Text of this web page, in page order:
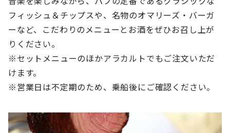
フィッシュ＆チップスや、名物のオマリーズ・バーガ
ーなど、こだわりのメニューとお酒をぜひお召し上が
りください。
※セットメニューのほかアラカルトでもご注文いただ
けます。
※営業日は不定期のため、乗船後にご確認ください。